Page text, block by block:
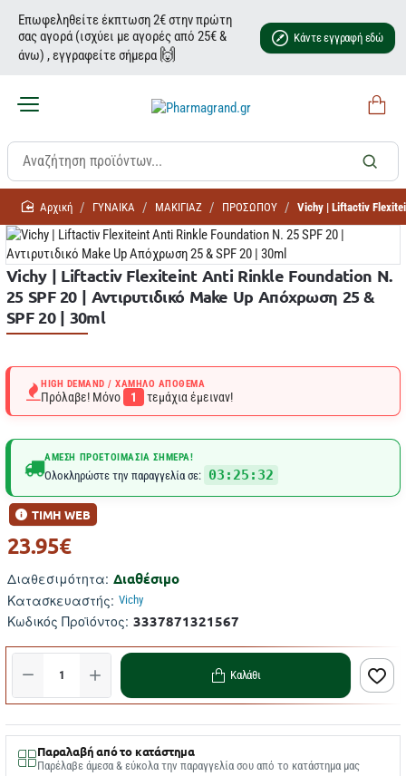
Επωφεληθείτε έκπτωση 2€ στην πρώτη
σας αγορά (ισχύει με αγορές από 25€ &
άνω) , εγγραφείτε σήμερα 🙌
Κάντε εγγραφή εδώ
homeΓΥΝΑΙΚΑ ΜΑΚΙΓΙΑΖ ΠΡΟΣΩΠΟΥ Vichy | Liftactiv
Vichy | Liftactiv Flexiteint Anti Rinkle Foundation N.
25 SPF 20 | Αντιρυτιδικό Make Up Απόχρωση 25 &
SPF 20 | 30ml
HIGH DEMAND / ΧΑΜΗΛΌ ΑΠΌΘΕΜΑ
Πρόλαβε! Μόνο 1 τεμάχια έμειναν!
ΆΜΕΣΗ ΠΡΟΕΤΟΙΜΑΣΊΑ ΣΉΜΕΡΑ!
Ολοκληρώστε την παραγγελία σε: 03:25:32
Διαθεσιμότητα: Διαθέσιμο
Κατασκευαστής: Vichy
Κωδικός Προϊόντος: 3337871321567
ΤΙΜΗ WEB
23.95€
Καλάθι
Παραλαβή από το κατάστημα
Παρέλαβε άμεσα & εύκολα την παραγγελία σου από το κατάστημα μας